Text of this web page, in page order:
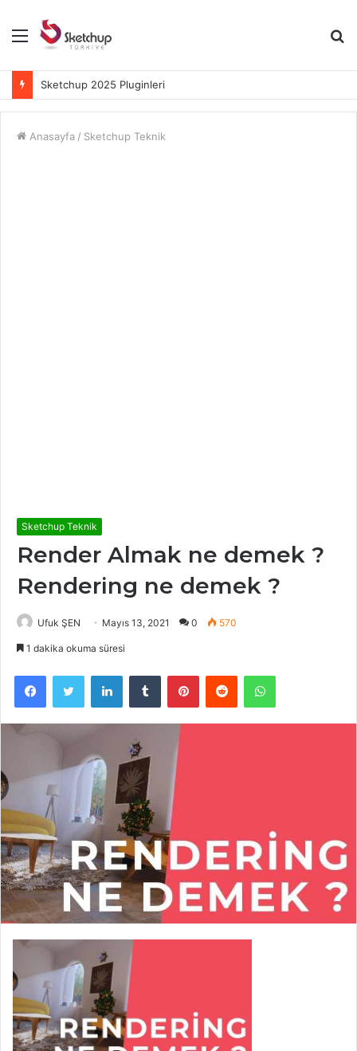
Menü
Sketchup 2025 Pluginleri
Anasayfa / Sketchup Teknik
Sketchup Teknik
Render Almak ne demek ?
Rendering ne demek ?
Ufuk ŞEN Mayıs 13, 2021 0 570
1 dakika okuma süresi